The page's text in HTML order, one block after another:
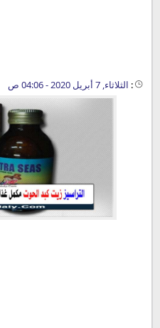
: الثلاثاء, 7 أبريل 2020 - 04:06 ص